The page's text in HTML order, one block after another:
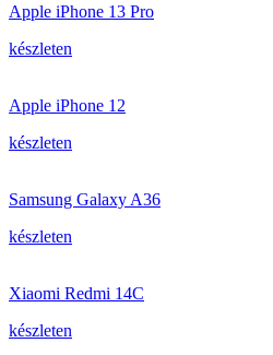
Apple iPhone 13 Pro
készleten
Apple iPhone 12
készleten
Samsung Galaxy A36
készleten
Xiaomi Redmi 14C
készleten